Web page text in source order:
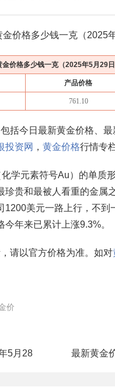
价格多少钱一克（2025
金价格多少钱一克（2025年5月29日
产品价格
761.10
括今日最新黄金价格、
投资网 ， 黄金价格行情专
学元素符号Au）的单质
珍贵和最被人看重的金属
1200美元一路上行，不
年来已累计上涨9.3%。
请以官方价格为准。如对
价
5月28 最新黄金